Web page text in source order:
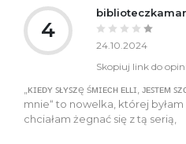
4
24.10.2024
Skopiuj link do
„ᴋɪᴇᴅʏ ꜱᴌʏꜱᴢę śᴍɪᴇᴄʜ ᴇʟʟɪ,
mnie“ to nowelka, której
chciałam żegnać się z tą serią,